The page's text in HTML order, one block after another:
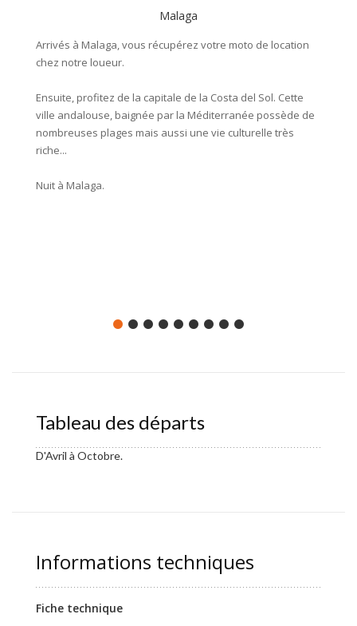
Malaga
Arrivés à Malaga, vous récupérez votre moto de location
chez notre loueur.
Ensuite, profitez de la capitale de la Costa del Sol. Cette
ville andalouse, baignée par la Méditerranée possède de
nombreuses plages mais aussi une vie culturelle très
riche...
Nuit à Malaga.
Tableau des départs
D'Avril à Octobre.
Informations techniques
Fiche technique